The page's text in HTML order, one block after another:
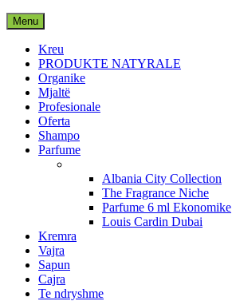
Menu
Kreu
PRODUKTE NATYRALE
Organike
Mjaltë
Profesionale
Oferta
Shampo
Parfume
Albania City Collection
The Fragrance Niche
Parfume 6 ml Ekonomike
Louis Cardin Dubai
Kremra
Vajra
Sapun
Cajra
Te ndryshme